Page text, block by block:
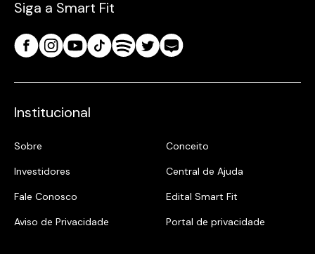
Siga a Smart Fit
Institucional
Sobre
Conceito
Investidores
Central de Ajuda
Fale Conosco
Edital Smart Fit
Aviso de Privacidade
Portal de privacidade